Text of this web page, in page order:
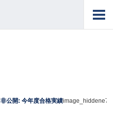
非公開: 今年度合格実績